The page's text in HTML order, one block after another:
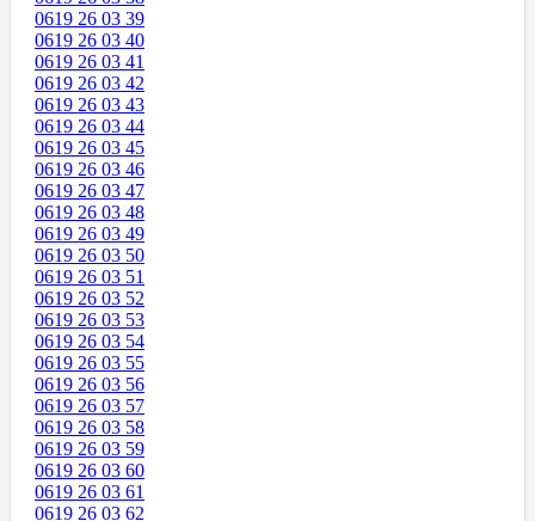
0619 26 03 39
0619 26 03 40
0619 26 03 41
0619 26 03 42
0619 26 03 43
0619 26 03 44
0619 26 03 45
0619 26 03 46
0619 26 03 47
0619 26 03 48
0619 26 03 49
0619 26 03 50
0619 26 03 51
0619 26 03 52
0619 26 03 53
0619 26 03 54
0619 26 03 55
0619 26 03 56
0619 26 03 57
0619 26 03 58
0619 26 03 59
0619 26 03 60
0619 26 03 61
0619 26 03 62